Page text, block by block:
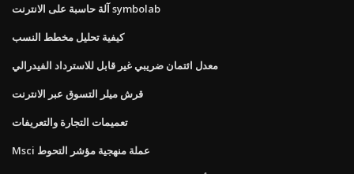
آلة حاسبة على الانترنت symbolab
كيفية تحليل مخطط النسب
معدل ائتمان ضريبي غير قابل للاسترداد الفيدرالي
قرش ميلر التسوق عبر الانترنت
تعميمات التجارة والتعريفات
Msci عملة منهجية مؤشر التحوط